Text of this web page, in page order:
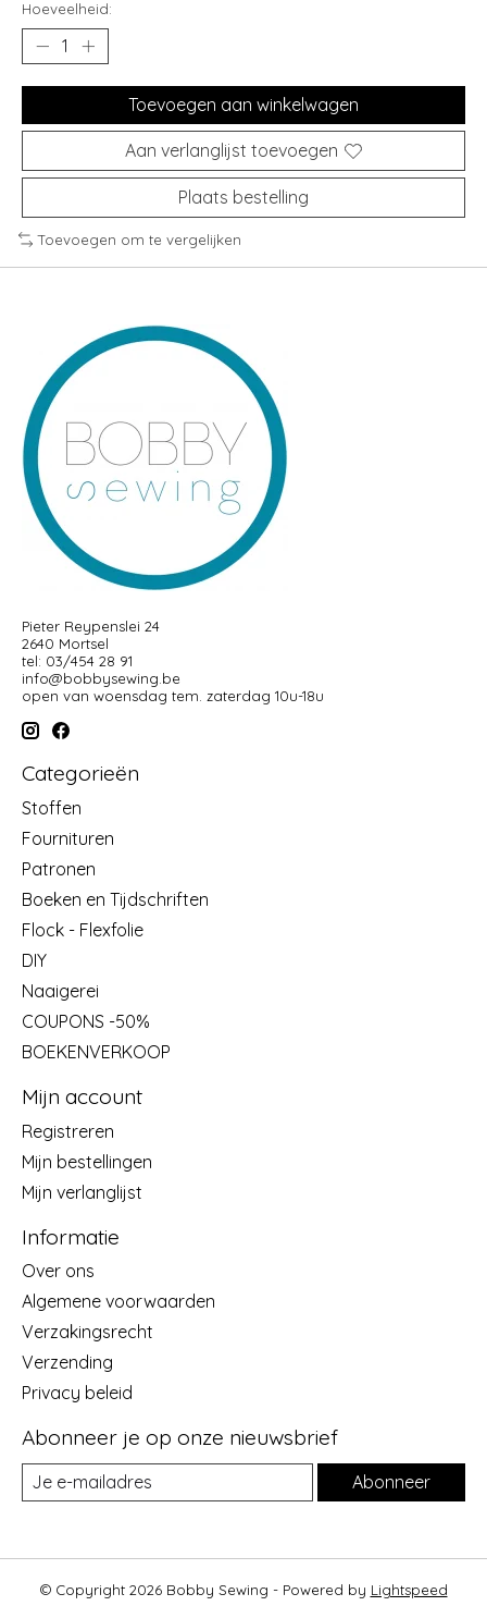
Hoeveelheid:
Toevoegen aan winkelwagen
Aan verlanglijst toevoegen
Plaats bestelling
Toevoegen om te vergelijken
Pieter Reypenslei 24
2640 Mortsel
tel: 03/454 28 91
info@bobbysewing.be
open van woensdag tem. zaterdag 10u-18u
Categorieën
Stoffen
Fournituren
Patronen
Boeken en Tijdschriften
Flock - Flexfolie
DIY
Naaigerei
COUPONS -50%
BOEKENVERKOOP
Mijn account
Registreren
Mijn bestellingen
Mijn verlanglijst
Informatie
Over ons
Algemene voorwaarden
Verzakingsrecht
Verzending
Privacy beleid
Abonneer je op onze nieuwsbrief
Abonneer
© Copyright 2026 Bobby Sewing - Powered by Lightspeed